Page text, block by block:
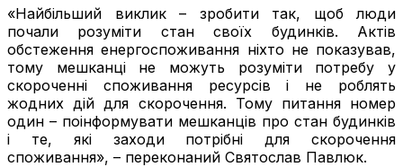
«Найбільший виклик – зробити так, щоб люди
почали розуміти стан своїх будинків. Актів
обстеження енергоспоживання ніхто не показував,
тому мешканці не можуть розуміти потребу у
скороченні споживання ресурсів і не роблять
жодних дій для скорочення. Тому питання номер
один – поінформувати мешканців про стан будинків
і те, які заходи потрібні для скорочення
споживання», – переконаний Святослав Павлюк.